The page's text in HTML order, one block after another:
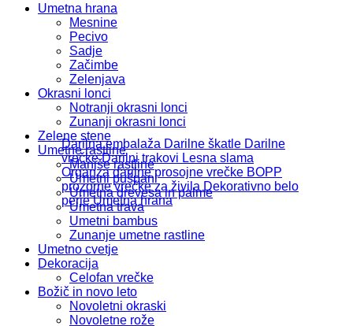
Darilna embalaža Darilne škatle Darilne
vrečke Darilni trakovi Lesna slama
Organza darilne prosojne vrečke BOPP
prozorne vrečke za živila Dekorativno belo
perje Umetna hrana
Umetna hrana
Mesnine
Pecivo
Sadje
Začimbe
Zelenjava
Okrasni lonci
Notranji okrasni lonci
Zunanji okrasni lonci
Zelene stene
Umetne rastline
Manjše rastline
Umetni pušpani
Umetna drevesa in palme
Umetna trava
Umetni bambus
Zunanje umetne rastline
Umetno cvetje
Dekoracija
Celofan vrečke
Božič in novo leto
Novoletni okraski
Novoletne rože